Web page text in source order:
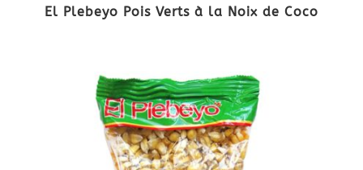
El Plebeyo Pois Verts à la Noix de Coco